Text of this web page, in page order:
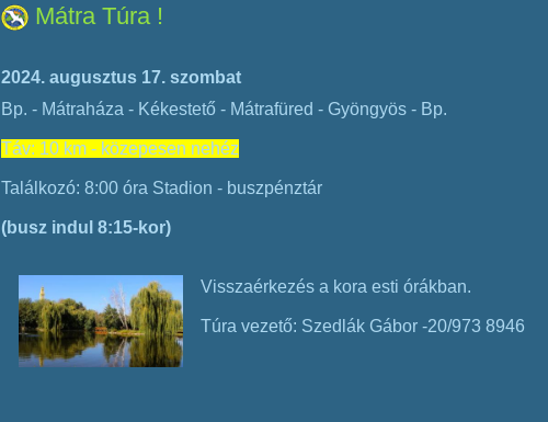
Mátra Túra !
2024. augusztus 17. szombat
Bp. - Mátraháza - Kékestető - Mátrafüred - Gyöngyös - Bp.
Táv: 10 km - közepesen nehéz
Találkozó: 8:00 óra Stadion - buszpénztár
(busz indul 8:15-kor)
Visszaérkezés a kora esti órákban.
Túra vezető: Szedlák Gábor -20/973 8946